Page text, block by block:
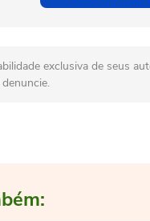
exclusiva de seus